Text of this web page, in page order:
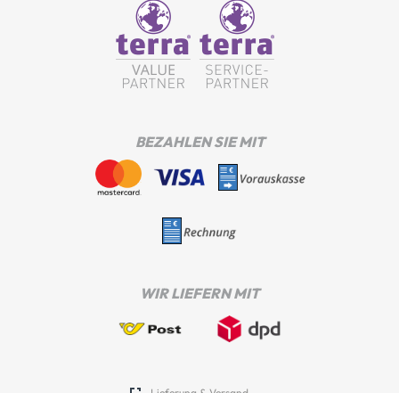
BEZAHLEN SIE MIT
WIR LIEFERN MIT